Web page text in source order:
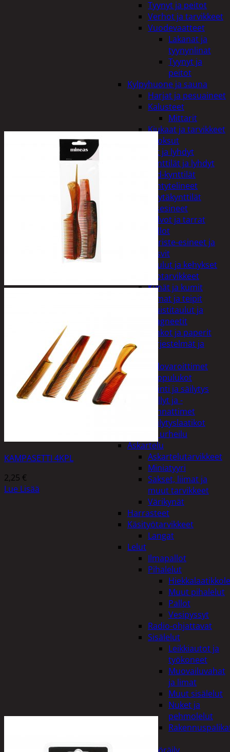
Tyynyt ja peitot
Verhot ja tarvikkeet
Vuodevaatteet
Lakanat ja
tyynynlinat
Tyynyt ja
peitot
Kylpyhuone ja sauna
Harjat ja pesuaineet
Kalusteet
Mittarit
Kiukaat ja tarvikkeet
Tuoksut
Kynttilät ja lyhdyt
Kynttilät ja lyhdyt
Led-kynttilät
Lyhtytelineet
Pöytäkynttilät
Sisustusesineet
Kalvot ja tarrat
Kellot
Koriste-esineet ja
kasvit
Taulut ja kehykset
Toimistotarvikkeet
Kynät ja kumit
Liimat ja teipit
Muistitaulut ja
magneetit
Vihkot ja paperit
Turvajärjestelmät ja
lukitus
Palovaroittimet
Riippulukot
Varastointi ja säilytys
Hyllyt ja -
kannattimet
Säilytyslaatikot
Vapaa-aika ja urheilu
Askartelu
Askartelutarvikkeet
Miniatyyri
Sakset, liimat ja
muut tarvikkeet
Värikynät
Harrasteet
Käsityötarvikkeet
Langat
Lelut
Ilmapallot
Pihalelut
Muut pihalelut
Pallot
Vesipyssyt
Radio-ohjattavat
Sisälelut
Leikkiautot ja
työkoneet
Muovailuvahat
ja limat
Muut sisälelut
Nuket ja
pehmolelut
KAMPASETTI 4KPL
2,25 €
Lue Lisää